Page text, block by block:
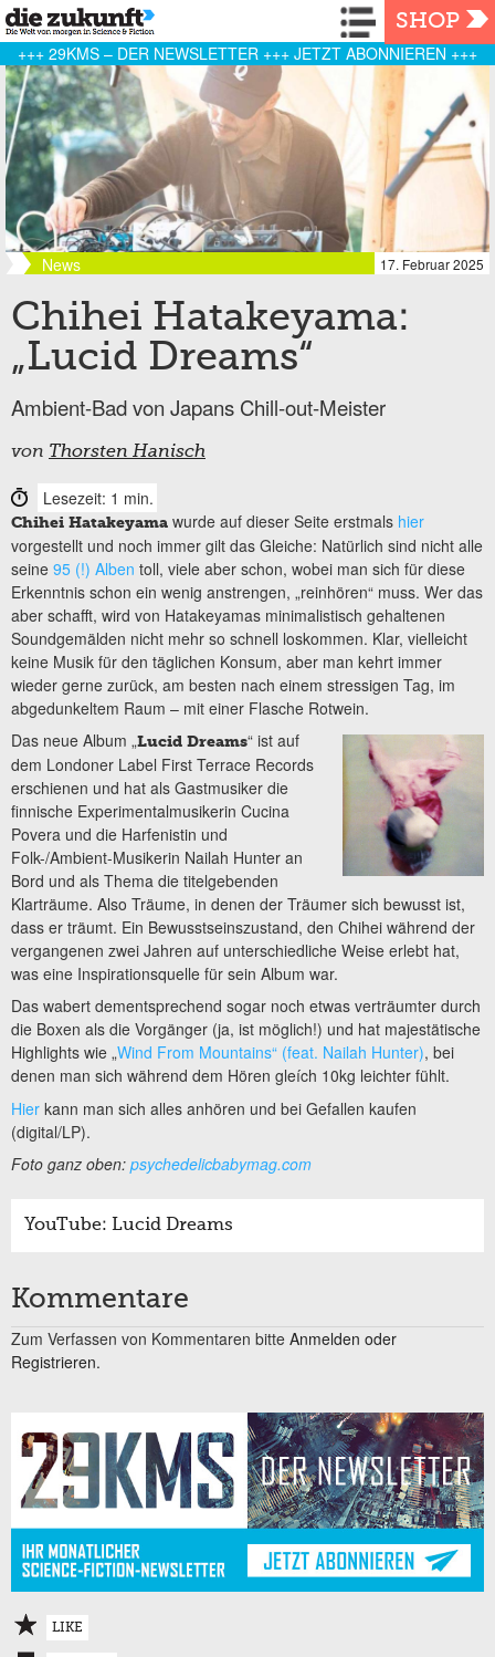
Navigation
SHOP
+++ 29KMS – DER NEWSLETTER +++ JETZT ABONNIEREN +++
News 17. Februar 2025
Chihei Hatakeyama:
„Lucid Dreams“
Ambient-Bad von Japans Chill-out-Meister
von Thorsten Hanisch
Lesezeit: 1 min.
Chihei Hatakeyama wurde auf dieser Seite erstmals hier
vorgestellt und noch immer gilt das Gleiche: Natürlich sind nicht alle
seine 95 (!) Alben toll, viele aber schon, wobei man sich für diese
Erkenntnis schon ein wenig anstrengen, „reinhören“ muss. Wer das
aber schafft, wird von Hatakeyamas minimalistisch gehaltenen
Soundgemälden nicht mehr so schnell loskommen. Klar, vielleicht
keine Musik für den täglichen Konsum, aber man kehrt immer
wieder gerne zurück, am besten nach einem stressigen Tag, im
abgedunkeltem Raum – mit einer Flasche Rotwein.
Das neue Album „Lucid Dreams“ ist auf
dem Londoner Label First Terrace Records
erschienen und hat als Gastmusiker die
finnische Experimentalmusikerin Cucina
Povera und die Harfenistin und
Folk-/Ambient-Musikerin Nailah Hunter an
Bord und als Thema die titelgebenden
Klarträume. Also Träume, in denen der Träumer sich bewusst ist,
dass er träumt. Ein Bewusstseinszustand, den Chihei während der
vergangenen zwei Jahren auf unterschiedliche Weise erlebt hat,
was eine Inspirationsquelle für sein Album war.
Das wabert dementsprechend sogar noch etwas verträumter durch
die Boxen als die Vorgänger (ja, ist möglich!) und hat majestätische
Highlights wie „Wind From Mountains“ (feat. Nailah Hunter), bei
denen man sich während dem Hören gleích 10kg leichter fühlt.
Hier kann man sich alles anhören und bei Gefallen kaufen
(digital/LP).
Foto ganz oben: psychedelicbabymag.com
YouTube: Lucid Dreams
Kommentare
Zum Verfassen von Kommentaren bitte Anmelden oder
Registrieren.
LIKE